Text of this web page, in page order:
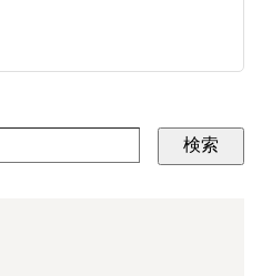
検索